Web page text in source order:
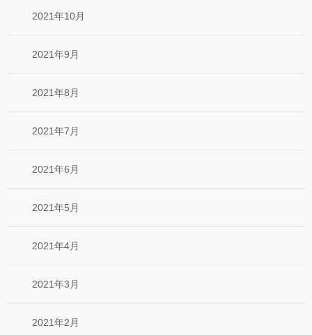
2021年10月
2021年9月
2021年8月
2021年7月
2021年6月
2021年5月
2021年4月
2021年3月
2021年2月